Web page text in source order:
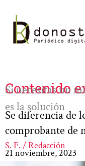
contenido
Contenido
Si necesitas un
es la solución
Se diferencia de
comprobante de
S. F. / Redacción
21 noviembre, 2023